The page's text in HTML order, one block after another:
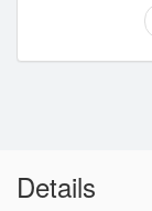
Details